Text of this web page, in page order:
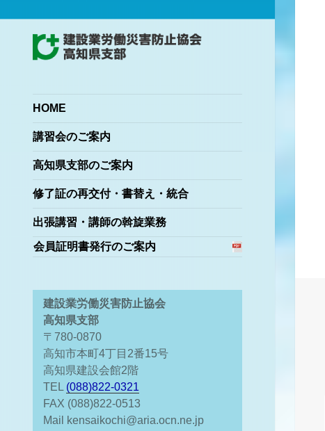
高知県支部
HOME
講習会のご案内
高知県支部のご案内
修了証の再交付・書替え・統合
出張講習・講師の斡旋業務
会員証明書発行のご案内
建設業労働災害防止協会
高知県支部
〒780-0870
高知市本町4丁目2番15号
高知県建設会館2階
TEL (088)822-0321
FAX (088)822-0513
Mail kensaikochi@aria.ocn.ne.jp